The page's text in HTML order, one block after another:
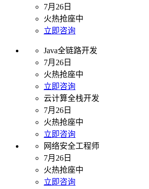
7月26日
火热抢座中
立即咨询
Java全链路开发
7月26日
火热抢座中
立即咨询
云计算全栈开发
7月26日
火热抢座中
立即咨询
网络安全工程师
7月26日
火热抢座中
立即咨询